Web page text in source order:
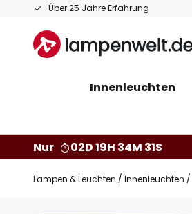
Über 25 Jahre Erfahrung
Zum
springen
Innenleuchten
Nur
02D 19H 34M 30S
Lampen & Leuchten Innenleuchten